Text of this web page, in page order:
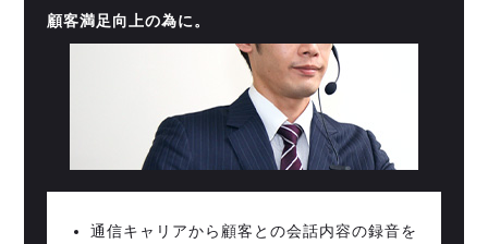
顧客満足向上の為に。
通信キャリアから顧客との会話内容の録音を